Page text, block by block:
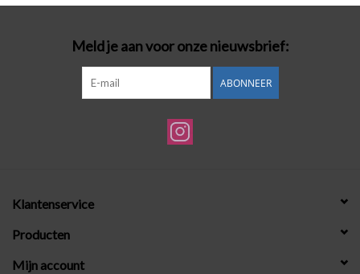
Meld je aan voor onze nieuwsbrief:
ABONNEER
Klantenservice
Producten
Mijn account